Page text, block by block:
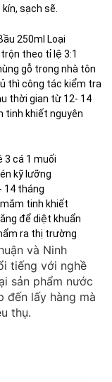
sạch sẽ.
250ml Loại
theo tỉ lệ 3:1
gỗ trong nhà tôn
thì công tác kiểm tra
thời gian từ 12- 14
tinh khiết nguyên
3 cá 1 muối
kỹ lưỡng
14 tháng
tinh khiết
để diệt khuẩn
ra thị trường
và Ninh
tiếng với nghề
sản phẩm nước
đến lấy hàng mà
thụ.